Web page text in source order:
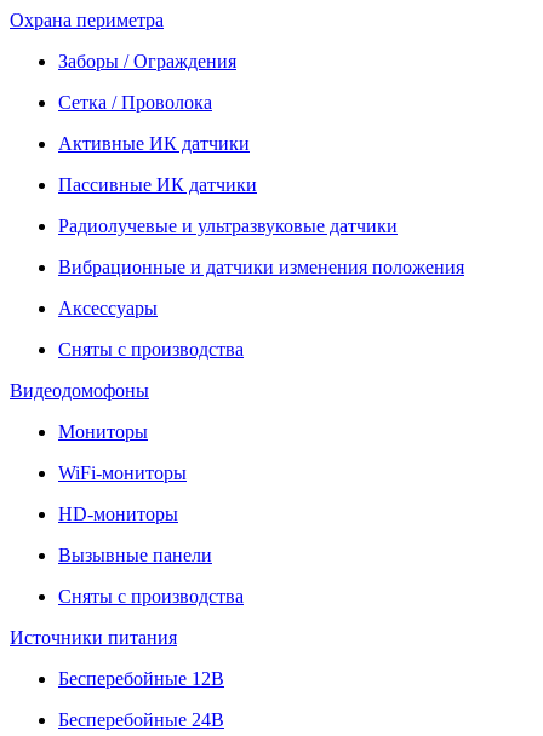
Охрана периметра
Заборы / Ограждения
Сетка / Проволока
Активные ИК датчики
Пассивные ИК датчики
Радиолучевые и ультразвуковые датчики
Вибрационные и датчики изменения положения
Аксессуары
Сняты с производства
Видеодомофоны
Мониторы
WiFi-мониторы
HD-мониторы
Вызывные панели
Сняты с производства
Источники питания
Бесперебойные 12В
Бесперебойные 24В